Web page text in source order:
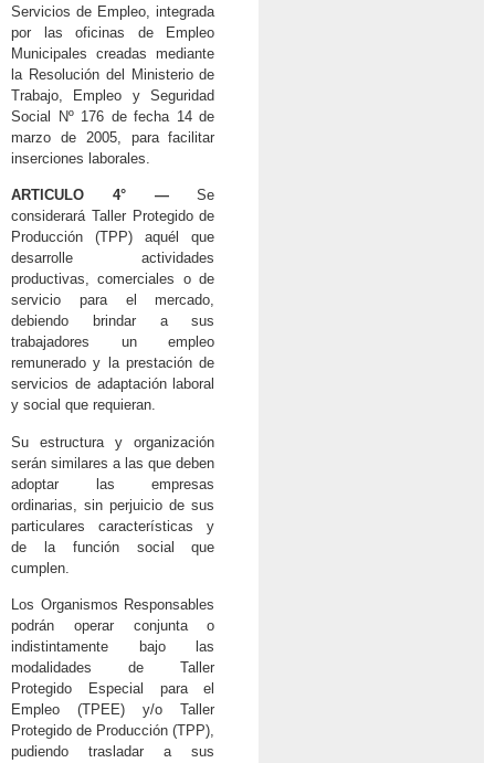
Servicios de Empleo, integrada
por las oficinas de Empleo
Municipales creadas mediante
la Resolución del Ministerio de
Trabajo, Empleo y Seguridad
Social Nº 176 de fecha 14 de
marzo de 2005, para facilitar
inserciones laborales.
ARTICULO 4° —Se
considerará Taller Protegido de
Producción (TPP) aquél que
desarrolle actividades
productivas, comerciales o de
servicio para el mercado,
debiendo brindar a sus
trabajadores un empleo
remunerado y la prestación de
servicios de adaptación laboral
y social que requieran.
Su estructura y organización
serán similares a las que deben
adoptar las empresas
ordinarias, sin perjuicio de sus
particulares características y
de la función social que
cumplen.
Los Organismos Responsables
podrán operar conjunta o
indistintamente bajo las
modalidades de Taller
Protegido Especial para el
Empleo (TPEE) y/o Taller
Protegido de Producción (TPP),
pudiendo trasladar a sus